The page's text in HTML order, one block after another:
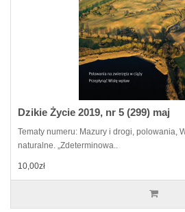
Dzikie Życie 2019, nr 5 (299) maj
Tematy numeru: Mazury i drogi, polowania,
naturalne. „Zdeterminowa..
10,00zł